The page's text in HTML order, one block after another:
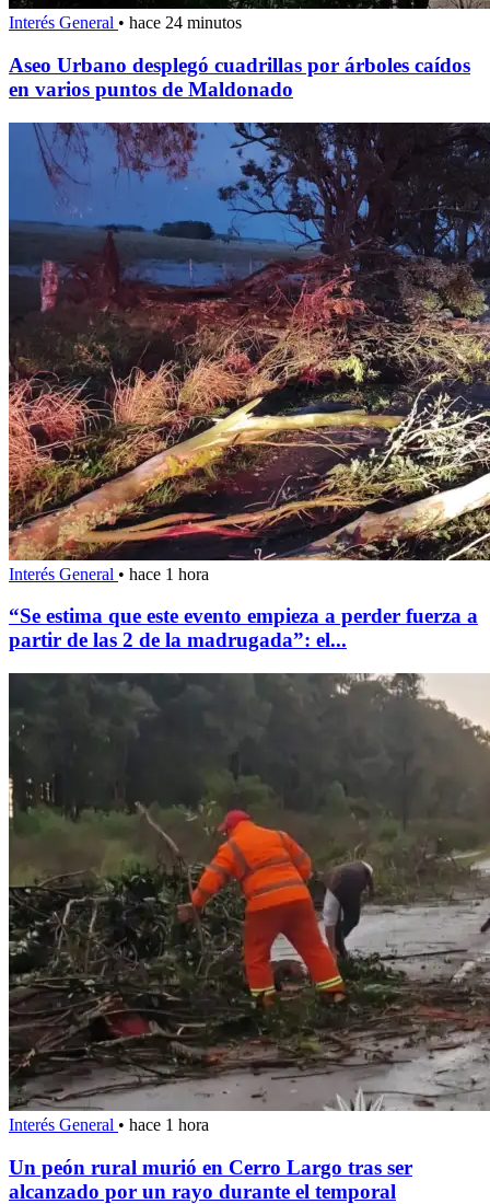
Interés General • hace 24 minutos
Aseo Urbano desplegó cuadrillas por árboles caídos
en varios puntos de Maldonado
Interés General • hace 1 hora
“Se estima que este evento empieza a perder fuerza a
partir de las 2 de la madrugada”: el...
Interés General • hace 1 hora
Un peón rural murió en Cerro Largo tras ser
alcanzado por un rayo durante el temporal